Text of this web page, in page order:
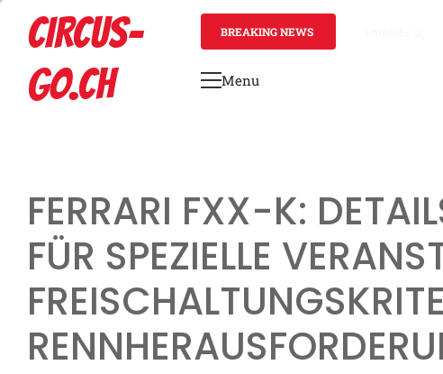
contentCIRCUS-
GO.CH
BREAKING NEWS
Primary
Menu
FERRARI FXX-K:
FÜR SPEZIELLE